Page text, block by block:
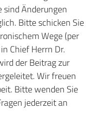
sind Änderungen
Bitte schicken Sie
Wege (per
Chief Herrn Dr.
der Beitrag zur
Wir freuen
Bitte wenden Sie
jederzeit an